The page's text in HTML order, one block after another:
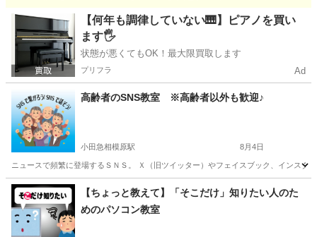
神奈川 相模原市 小田急相模原駅 その他 図工
【何年も調律していない🎹】ピアノを買い
ます🖐️
状態が悪くてもOK！最大限買取します
プリフラ Ad
高齢者のSNS教室 ※高齢者以外も歓迎♪
小田急相模原駅 8月4日
ニュースで頻繁に登場するＳＮＳ。 Ｘ（旧ツイッター）やフェイスブック、インス
神奈川 相模原市 小田急相模原駅 その他 SNS
【ちょっと教えて】「そこだけ」知りたい人のた
めのパソコン教室